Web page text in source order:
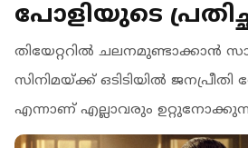
പോളിയുടെ
തിയേറ്ററിൽ ചലനമുണ്ടാക്കാൻ
സിനിമയ്ക്ക് ഒടിടിയിൽ
എന്നാണ് എല്ലാവരും